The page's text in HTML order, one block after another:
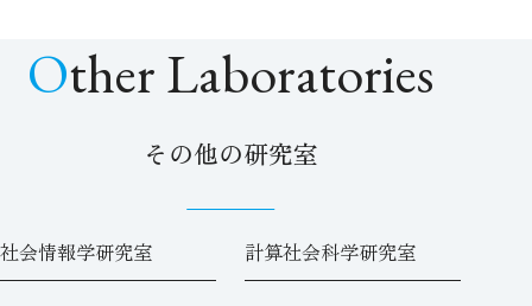
Other Laboratories
その他の研究室
社会情報学研究室 計算社会科学研究室